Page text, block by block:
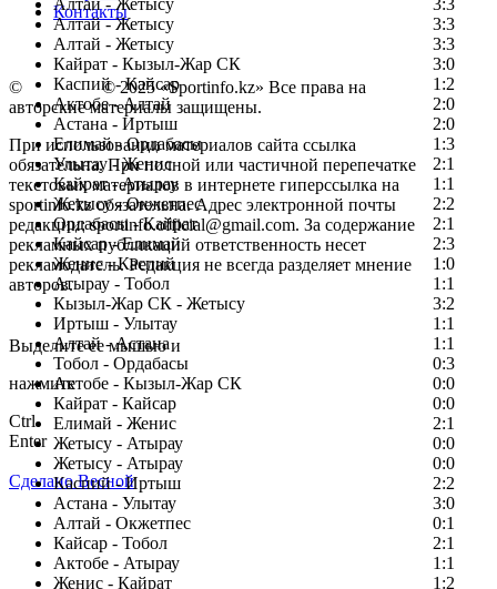
Алтай - Жетысу
3:3
Алтай - Жетысу
3:3
Алтай - Жетысу
3:3
Кайрат - Кызыл-Жар СК
3:0
Каспий - Кайсар
1:2
Актобе - Алтай
2:0
Астана - Иртыш
2:0
Елимай - Ордабасы
1:3
Улытау - Женис
2:1
Кайрат - Атырау
1:1
Жетысу - Окжетпес
2:2
Ордабасы - Кайрат
2:1
Кайсар - Елимай
2:3
Женис - Каспий
1:0
Атырау - Тобол
1:1
Кызыл-Жар СК - Жетысу
3:2
Иртыш - Улытау
1:1
Алтай - Астана
1:1
Тобол - Ордабасы
0:3
Актобе - Кызыл-Жар СК
0:0
Кайрат - Кайсар
0:0
Елимай - Женис
2:1
Жетысу - Атырау
0:0
Жетысу - Атырау
0:0
Каспий - Иртыш
2:2
Астана - Улытау
3:0
Алтай - Окжетпес
0:1
Кайсар - Тобол
2:1
Актобе - Атырау
1:1
Женис - Кайрат
1:2
Контакты
© Copyright© 2025 «Sportinfo.kz» Все права на
авторские материалы защищены.
При использовании материалов сайта ссылка
обязательна. При полной или частичной перепечатке
текстовых материалов в интернете гиперссылка на
sportinfo.kz обязательна. Адрес электронной почты
редакции: sportinfo.official@gmail.com. За содержание
рекламных публикаций ответственность несет
рекламодатель. Редакция не всегда разделяет мнение
авторов.
Заметили ошибку в тексте?
Выделите ее мышью и
нажмите
Ctrl
Enter
Сделано Весной